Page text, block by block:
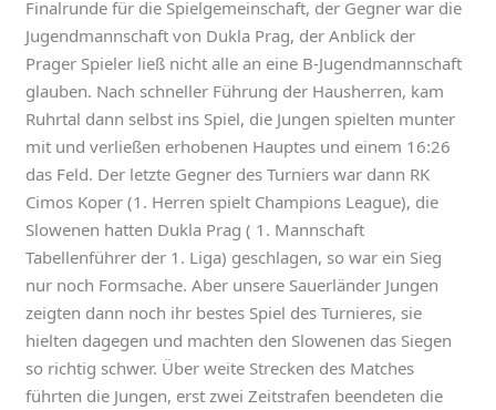
Finalrunde für die Spielgemeinschaft, der Gegner war die
Jugendmannschaft von Dukla Prag, der Anblick der
Prager Spieler ließ nicht alle an eine B-Jugendmannschaft
glauben. Nach schneller Führung der Hausherren, kam
Ruhrtal dann selbst ins Spiel, die Jungen spielten munter
mit und verließen erhobenen Hauptes und einem 16:26
das Feld. Der letzte Gegner des Turniers war dann RK
Cimos Koper (1. Herren spielt Champions League), die
Slowenen hatten Dukla Prag ( 1. Mannschaft
Tabellenführer der 1. Liga) geschlagen, so war ein Sieg
nur noch Formsache. Aber unsere Sauerländer Jungen
zeigten dann noch ihr bestes Spiel des Turnieres, sie
hielten dagegen und machten den Slowenen das Siegen
so richtig schwer. Über weite Strecken des Matches
führten die Jungen, erst zwei Zeitstrafen beendeten die